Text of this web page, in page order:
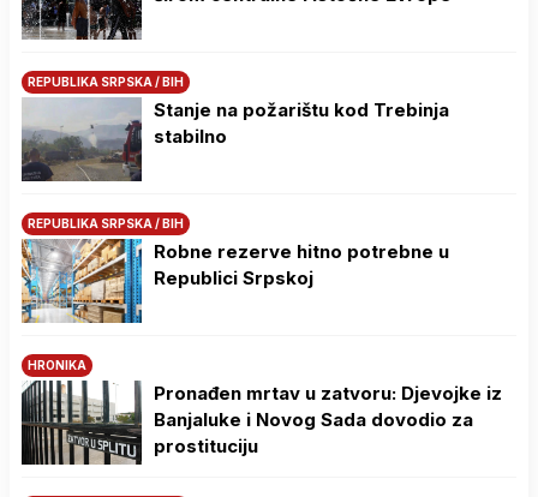
REPUBLIKA SRPSKA / BIH
Stanje na požarištu kod Trebinja
stabilno
REPUBLIKA SRPSKA / BIH
Robne rezerve hitno potrebne u
Republici Srpskoj
HRONIKA
Pronađen mrtav u zatvoru: Djevojke iz
Banjaluke i Novog Sada dovodio za
prostituciju